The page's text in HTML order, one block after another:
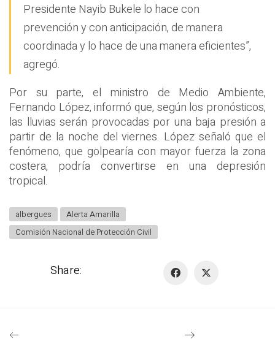
Presidente Nayib Bukele lo hace con
prevención y con anticipación, de manera
coordinada y lo hace de una manera eficientes”,
agregó.
Por su parte, el ministro de Medio Ambiente,
Fernando López, informó que, según los pronósticos,
las lluvias serán provocadas por una baja presión a
partir de la noche del viernes. López señaló que el
fenómeno, que golpearía con mayor fuerza la zona
costera, podría convertirse en una depresión
tropical.
albergues
Alerta Amarilla
Comisión Nacional de Protección Civil
Share: